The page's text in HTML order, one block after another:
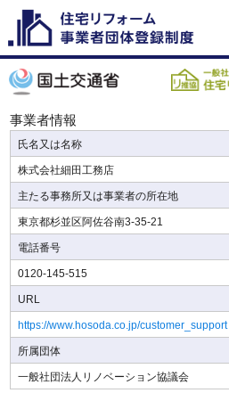
事業者情報
氏名又は名称
株式会社細田工務店
主たる事務所又は事業者の所在地
東京都杉並区阿佐谷南3-35-21
電話番号
0120-145-515
URL
https://www.hosoda.co.jp/customer_support
所属団体
一般社団法人リノベーション協議会